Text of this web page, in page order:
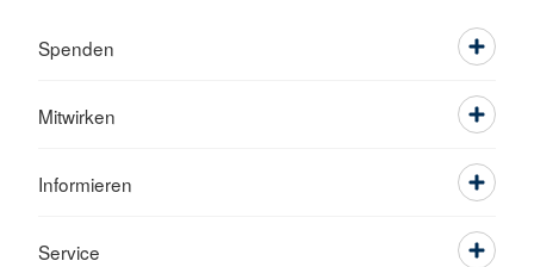
Spenden
Mitwirken
Informieren
Service